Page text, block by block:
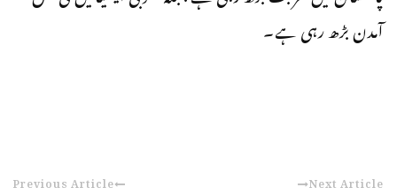
آمدن بڑھ رہی ہے۔
Previous Article Next Article